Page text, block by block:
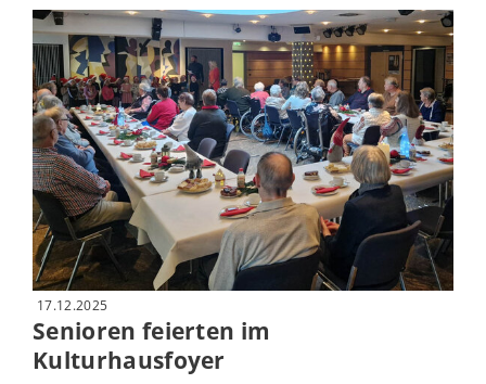
17.12.2025
Senioren feierten im
Kulturhausfoyer